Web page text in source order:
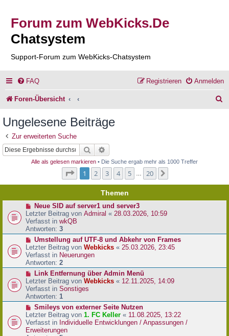
Forum zum WebKicks.De
Chatsystem
Support-Forum zum WebKicks-Chatsystem
FAQ Anmelden
Registrieren
Foren-Übersicht
Ungelesene Beiträge
Zur erweiterten Suche
Suche
Alle als gelesen markieren • Die Suche ergab mehr als 1000 Treffer
Seite von
1 2 3 4 5 20
Themen
N
e
u
e
r
B
e
i
t
a
g
Neue SID auf server1 und server3
Letzter Beitrag von Admiral « 28.03.2026, 10:59
Verfasst in wkQB
Antworten: 3
N
e
u
e
r
B
e
i
t
a
g
Umstellung auf UTF-8 und Abkehr von Frames
Letzter Beitrag von Webkicks « 25.03.2026, 23:45
Verfasst in Neuerungen
Antworten: 2
N
e
u
e
r
B
e
i
t
Link Entfernung über Admin Menü
Letzter Beitrag von Webkicks « 12.11.2025, 14:09
Verfasst in Sonstiges
Antworten: 1
N
e
u
e
Smileys von externer Seite Nutzen
Letzter Beitrag von 1. FC Keller « 11.08.2025, 13:22
Verfasst in Individuelle Entwicklungen / Anpassungen /
Erweiterungen